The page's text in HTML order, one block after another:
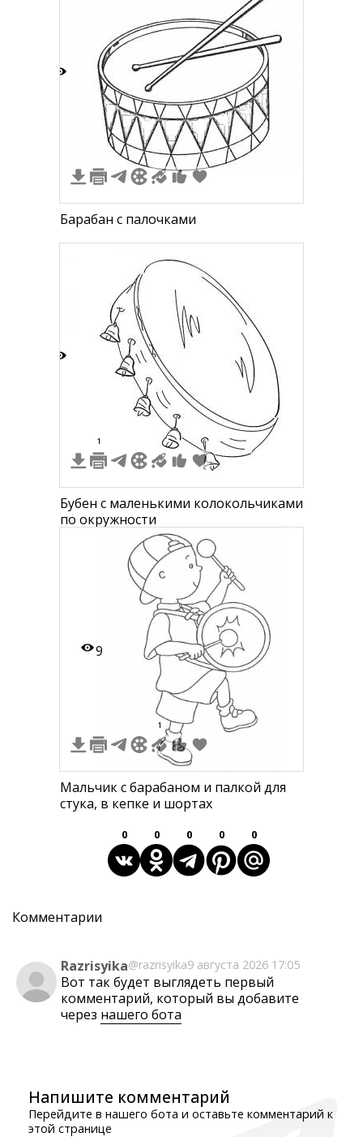
Барабан с палочками
1
Бубен с маленькими колокольчиками
по окружности
9
1
Мальчик с барабаном и палкой для
стука, в кепке и шортах
0 0 0 0 0
Комментарии
Razrisyika@razrisyika9 августа 2026 17:05
Вот так будет выглядеть первый
комментарий, который вы добавите
через нашего бота
Напишите комментарий
Перейдите в нашего бота и оставьте комментарий к
этой странице